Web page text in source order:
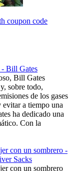
- Bill Gates
Bill Gates
sobre todo,
de los gases
evitar a tiempo una
ha dedicado una
Con la
con un sombrero -
Sacks
con un sombrero